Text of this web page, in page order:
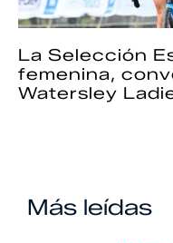
La Selección
femenina,
Watersley
Más leídas